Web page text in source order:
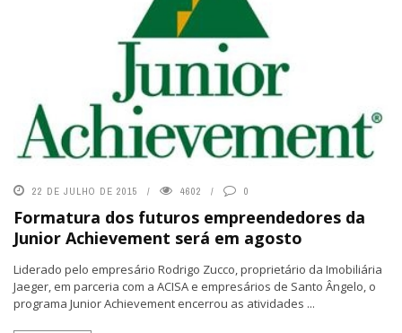
22 DE JULHO DE 2015 4602 0
Formatura dos futuros empreendedores da
Junior Achievement será em agosto
Liderado pelo empresário Rodrigo Zucco, proprietário da Imobiliária
Jaeger, em parceria com a ACISA e empresários de Santo Ângelo, o
programa Junior Achievement encerrou as atividades ...